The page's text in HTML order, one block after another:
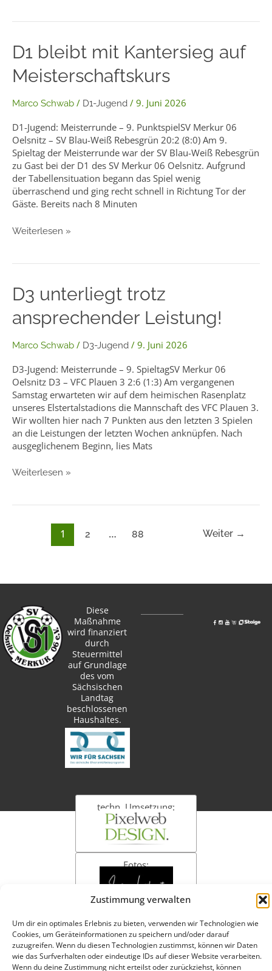
Zustimmung verwalten
Um dir ein optimales Erlebnis zu bieten, verwenden wir Technologien wie
Cookies, um Geräteinformationen zu speichern und/oder darauf
zuzugreifen. Wenn du diesen Technologien zustimmst, können wir Daten
wie das Surfverhalten oder eindeutige IDs auf dieser Website verarbeiten.
Wenn du deine Zustimmung nicht erteilst oder zurückziehst, können
D1 bleibt mit Kantersieg auf
Meisterschaftskurs
Marco Schwab / D1-Jugend / 9. Juni 2026
D1-Jugend: Meisterrunde – 9. PunktspielSV Merkur 06
Oelsnitz – SV Blau-Weiß Rebesgrün 20:2 (8:0) Am 9.
Spieltag der Meisterrunde war der SV Blau-Weiß Rebesgrün
zu Gast bei der D1 des SV Merkur 06 Oelsnitz. Aufgrund
der Tabellensituation begann das Spiel wenig
überraschend und ging recht schnell in Richtung Tor der
Gäste. Bereits nach 8 Minuten
D1
bleibt
mit
Kantersieg
Meisterschaftskurs
Weiterlesen »
D3 unterliegt trotz
ansprechender Leistung!
Marco Schwab / D3-Jugend / 9. Juni 2026
D3-Jugend: Meisterrunde – 9. SpieltagSV Merkur 06
Oelsnitz D3 – VFC Plauen 3 2:6 (1:3) Am vergangenen
Samstag erwarteten wir auf dem heimischen Rasenplatz
unseres Elstertalstadions die Mannschaft des VFC Plauen 3.
Wir wollten hier nach 7 Punkten aus den letzten 3 Spielen
an die Leistungen der letzten Wochen anknüpfen. Nach
ausgeglichenem Beginn, lies Mats
D3
unterliegt
trotz
ansprechender
Weiterlesen »
1 2 … 88 Weiter →
Diese
Maßnahme
wird finanziert
durch
Steuermittel
auf Grundlage
des vom
Sächsischen
Landtag
beschlossenen
Haushaltes.
techn. Umsetzung:
Fotos:
Impressum Datenschutzerklärung Cookie-Richtlinie (EU)